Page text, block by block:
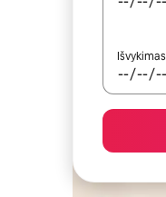
Išvykimas